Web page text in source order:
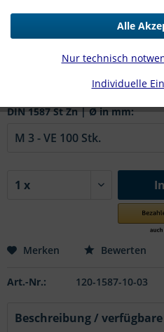
🤖Dieses Bild wurde mit Künstlicher
5,90 € *
zzgl. Versandkosten
2-5 Werktage Lieferzeit
DIN 1587 St Zn | Ø in mm:
Merken Bewerten
Art.-Nr.: 120-1587-10-03
Beschreibung /
Individuelle
Nur technisch
Alle